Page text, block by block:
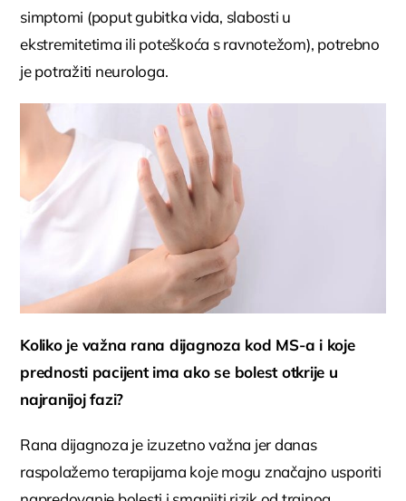
simptomi (poput gubitka vida, slabosti u
ekstremitetima ili poteškoća s ravnotežom), potrebno
je potražiti neurologa.
Koliko je važna rana dijagnoza kod MS-a i koje
prednosti pacijent ima ako se bolest otkrije u
najranijoj fazi?
Rana dijagnoza je izuzetno važna jer danas
raspolažemo terapijama koje mogu značajno usporiti